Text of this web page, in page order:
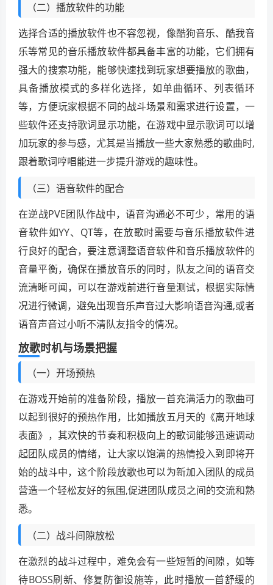
（二）播放软件的功能
选择合适的播放软件也不容忽视，像酷狗音乐、酷我音
乐等常见的音乐播放软件都具备丰富的功能，它们拥有
强大的搜索功能，能够快速找到玩家想要播放的歌曲，
具备播放模式的多样化选择，如单曲循环、列表循环
等，方便玩家根据不同的战斗场景和需求进行设置，一
些软件还支持歌词显示功能，在游戏中显示歌词可以增
加玩家的参与感，尤其是当播放一些大家熟悉的歌曲时,
跟着歌词哼唱能进一步提升游戏的趣味性。
（三）语音软件的配合
在逆战PVE团队作战中，语音沟通必不可少，常用的语
音软件如YY、QT等，在放歌时需要与音乐播放软件进
行良好的配合，要注意调整语音软件和音乐播放软件的
音量平衡，确保在播放音乐的同时，队友之间的语音交
流清晰可闻，可以在游戏前进行音量测试，根据实际情
况进行微调，避免出现音乐声音过大影响语音沟通,或者
语音声音过小听不清队友指令的情况。
放歌时机与场景把握
（一）开场预热
在游戏开始前的准备阶段，播放一首充满活力的歌曲可
以起到很好的预热作用，比如播放五月天的《离开地球
表面》，其欢快的节奏和积极向上的歌词能够迅速调动
起团队成员的情绪，让大家以饱满的热情投入到即将开
始的战斗中，这个阶段放歌也可以为新加入团队的成员
营造一个轻松友好的氛围,促进团队成员之间的交流和熟
悉。
（二）战斗间隙放松
在激烈的战斗过程中，难免会有一些短暂的间隙，如等
待BOSS刷新、修复防御设施等，此时播放一首舒缓的